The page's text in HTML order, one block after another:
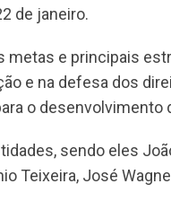
de janeiro.
e principais
e na defesa dos
o desenvolvimento
sendo eles
Teixeira, José